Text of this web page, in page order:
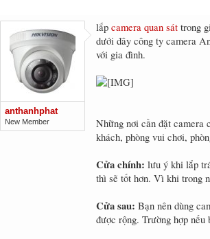
anthanhphat
New Member
lắp camera quan sát trong
dưới đây công ty camera
với gia đình.
Những nơi cần đặt camera
khách, phòng vui chơi,
Cửa chính: lưu ý khi lắp
thì sẽ tốt hơn. Vì khi trong
Cửa sau: Bạn nên dùng
được rộng. Trường hợp nếu